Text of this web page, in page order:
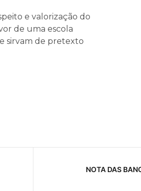
e valorização do
de uma escola
sirvam de pretexto
NOTA DAS